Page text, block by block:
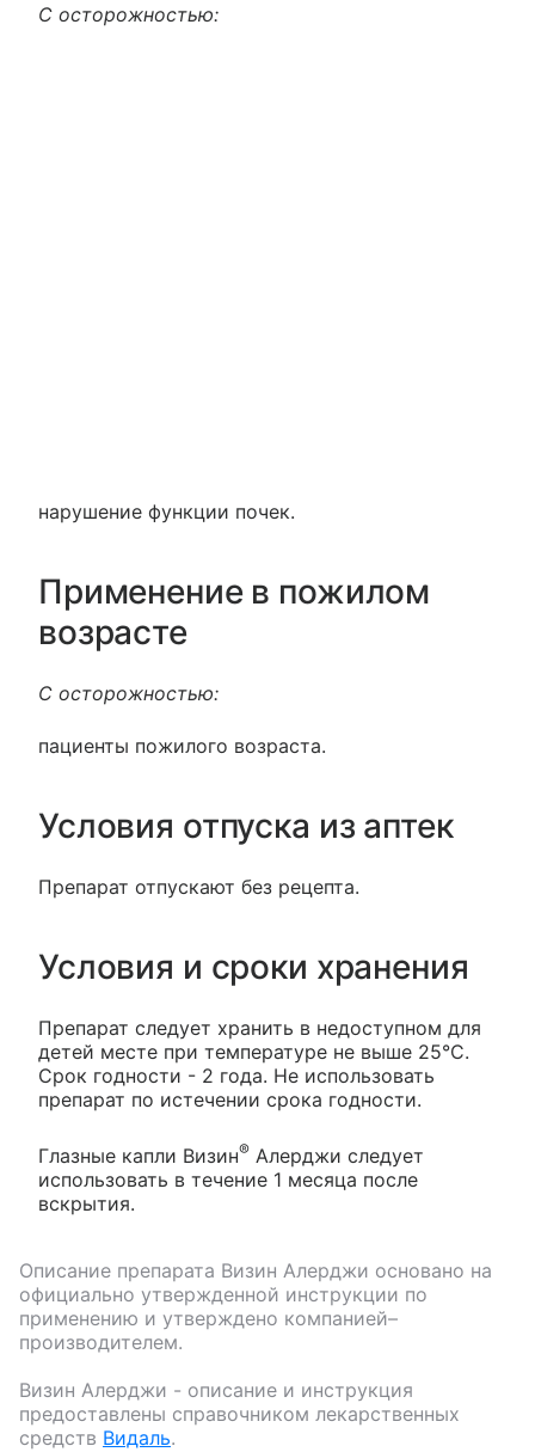
С осторожностью:
нарушение функции почек.
Применение в пожилом
возрасте
С осторожностью:
пациенты пожилого возраста.
Условия отпуска из аптек
Препарат отпускают без рецепта.
Условия и сроки хранения
Препарат следует хранить в недоступном для
детей месте при температуре не выше 25°С.
Срок годности - 2 года. Не использовать
препарат по истечении срока годности.
Глазные капли Визин® Алерджи следует
использовать в течение 1 месяца после
вскрытия.
Описание препарата Визин Алерджи основано на
официально утвержденной инструкции по
применению и утверждено компанией–
производителем.
Визин Алерджи - описание и инструкция
предоставлены справочником лекарственных
средств Видаль.